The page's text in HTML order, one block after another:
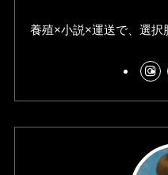
養殖×小説×運送で、選択